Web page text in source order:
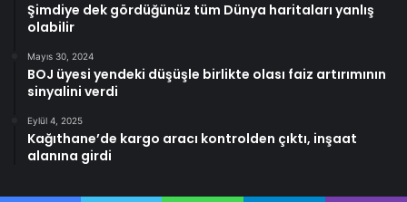
Şimdiye dek gördüğünüz tüm Dünya haritaları yanlış
olabilir
Mayıs 30, 2024
BOJ üyesi yendeki düşüşle birlikte olası faiz artırımının
sinyalini verdi
Eylül 4, 2025
Kağıthane’de kargo aracı kontrolden çıktı, inşaat
alanına girdi